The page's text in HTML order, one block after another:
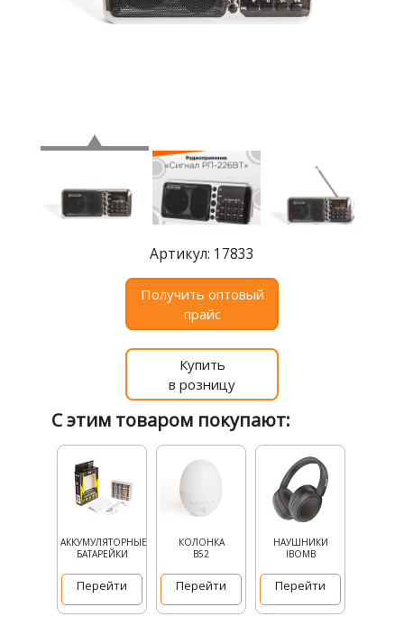
Отзывы
Артикул: 17833
Получить оптовый
прайс
Купить
в розницу
С этим товаром покупают:
АККУМУЛЯТОРНЫЕ
БАТАРЕЙКИ
Перейти
КОЛОНКА
В52
Перейти
НАУШНИКИ
IBOMB
Перейти